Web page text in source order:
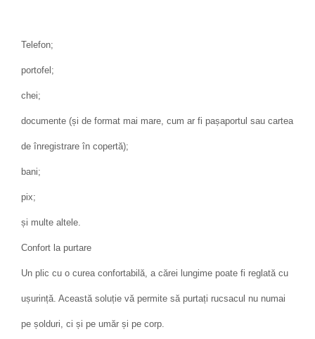
Telefon;
portofel;
chei;
documente (și de format mai mare, cum ar fi pașaportul sau cartea
de înregistrare în copertă);
bani;
pix;
și multe altele.
Confort la purtare
Un plic cu o curea confortabilă, a cărei lungime poate fi reglată cu
ușurință. Această soluție vă permite să purtați rucsacul nu numai
pe șolduri, ci și pe umăr și pe corp.